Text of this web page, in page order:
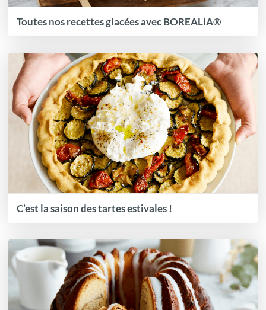
Toutes nos recettes glacées avec BOREALIA®
C’est la saison des tartes estivales !